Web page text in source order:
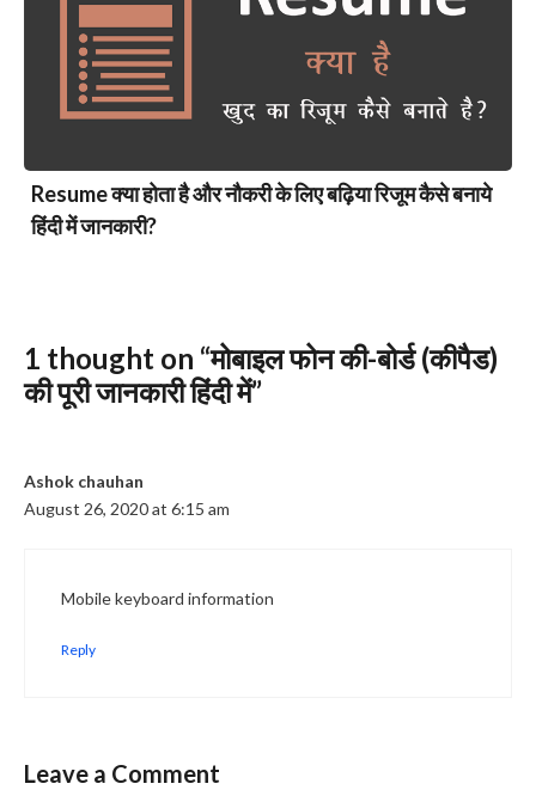
Resume क्या होता है और नौकरी के लिए बढ़िया रिजूम कैसे बनाये
हिंदी में जानकारी?
1 thought on “मोबाइल फोन की-बोर्ड (कीपैड)
की पूरी जानकारी हिंदी में”
Ashok chauhan
August 26, 2020 at 6:15 am
Mobile keyboard information
Reply
Leave a Comment